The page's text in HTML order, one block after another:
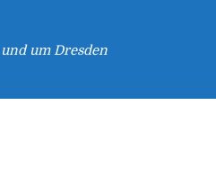
um Dresden